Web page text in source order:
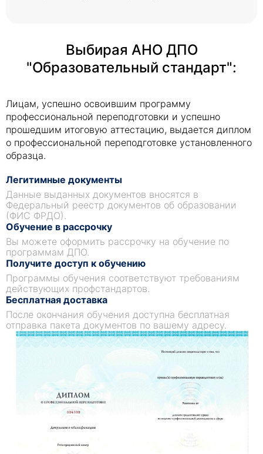
Выбирая АНО ДПО
"Образовательный стандарт":
Лицам, успешно освоившим программу
профессиональной переподготовки и успешно
прошедшим итоговую аттестацию, выдается диплом
о профессиональной переподготовке установленного
образца.
Легитимные документы
Данные выданных документов вносятся в
Федеральный реестр документов об образовании
(ФИС ФРДО).
Обучение в рассрочку
Вы можете оформить рассрочку на обучение по
программам ДПО.
Получите доступ к обучению
Программы обучения соответствуют требованиям
действующих профстандартов.
Бесплатная доставка
После окончания обучения доступна бесплатная
отправка пакета документов по вашему адресу.